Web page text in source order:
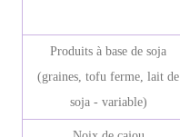
Produits à base de soja
(graines, tofu ferme, lait de
soja - variable)